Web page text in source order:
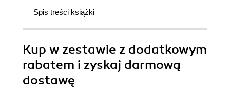
Spis treści książki
Kup w zestawie z dodatkowym
rabatem i zyskaj darmową
dostawę